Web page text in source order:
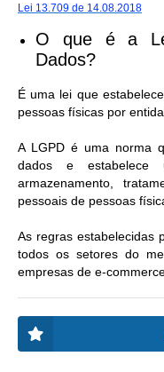
Lei 13.709 de 14.08.2018
O que é a
Dados?
É uma lei que
pessoas físicas por
A LGPD é uma norma
dados e estabelece
armazenamento,
pessoais de pessoas
As regras estabelecidas
todos os setores do
empresas de e-